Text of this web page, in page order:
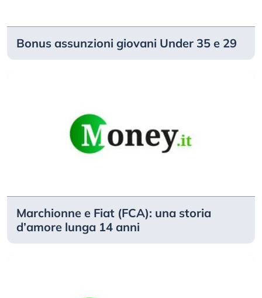
Bonus assunzioni giovani Under 35 e 29
Marchionne e Fiat (FCA): una storia
d’amore lunga 14 anni